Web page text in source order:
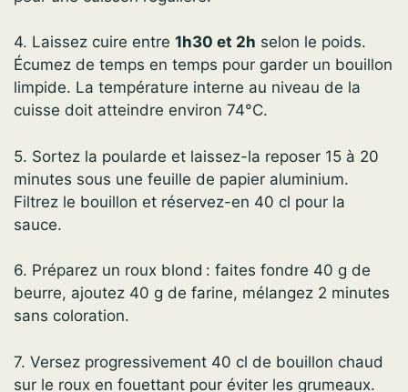
4. Laissez cuire entre 1h30 et 2h selon le poids.
Écumez de temps en temps pour garder un bouillon
limpide. La température interne au niveau de la
cuisse doit atteindre environ 74°C.
5. Sortez la poularde et laissez-la reposer 15 à 20
minutes sous une feuille de papier aluminium.
Filtrez le bouillon et réservez-en 40 cl pour la
sauce.
6. Préparez un roux blond : faites fondre 40 g de
beurre, ajoutez 40 g de farine, mélangez 2 minutes
sans coloration.
7. Versez progressivement 40 cl de bouillon chaud
sur le roux en fouettant pour éviter les grumeaux.